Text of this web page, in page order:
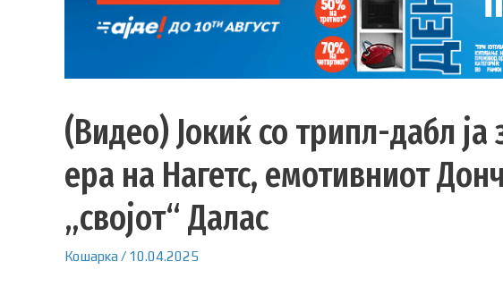
(Видео) Јокиќ со трипл-дабл ја
ера на Нагетс, емотивниот
„својот“ Далас
Кошарка / 10.04.2025